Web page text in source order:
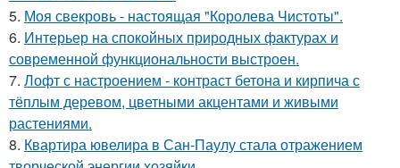
5. Моя свекровь - настоящая "Королева Чистоты".
6. Интерьер на спокойных природных фактурах и
современной функциональности выстроен.
7. Лофт с настроением - контраст бетона и кирпича с
тёплым деревом, цветными акцентами и живыми
растениями.
8. Квартира ювелира в Сан-Паулу стала отражением